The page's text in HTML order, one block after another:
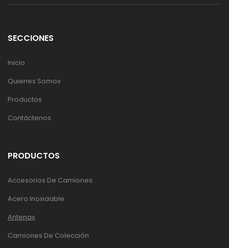
SECCIONES
Inicio
Quienes Somos
Productos
Contáctenos
PRODUCTOS
Accesorios De Camiones
Acero Inoxidable
Antenas
Camiones De Colección